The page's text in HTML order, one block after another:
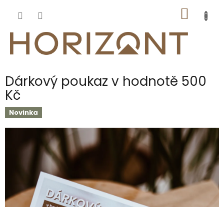
KOŠÍK
Dárkový poukaz v hodnotě 500
Kč
Novinka